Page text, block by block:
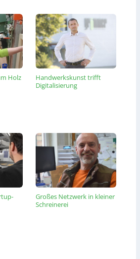
Holz
Handwerkskunst trifft
Digitalisierung
Großes Netzwerk in kleiner
Schreinerei